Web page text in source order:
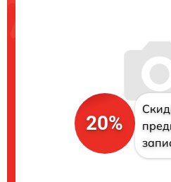
20%